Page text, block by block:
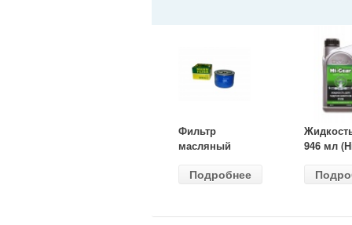
Фильтр
масляный
(MANN) W
Подробнее
946 мл